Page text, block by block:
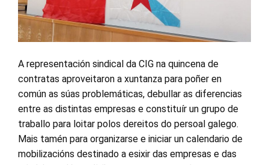
A representación sindical da CIG na quincena de
contratas aproveitaron a xuntanza para poñer en
común as súas problemáticas, debullar as diferencias
entre as distintas empresas e constituír un grupo de
traballo para loitar polos dereitos do persoal galego.
Mais tamén para organizarse e iniciar un calendario de
mobilizacións destinado a esixir das empresas e das